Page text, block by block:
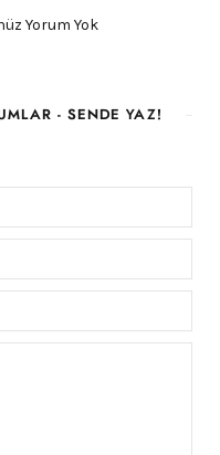
Yorum Yok
- SENDE YAZ!